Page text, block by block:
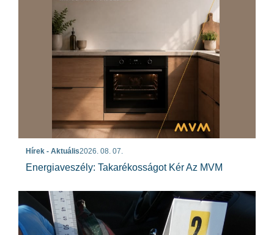
Hírek - Aktuális2026. 08. 07.
Energiaveszély: Takarékosságot Kér Az MVM